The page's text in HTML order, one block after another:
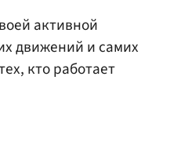
активной
движений и самих
кто работает